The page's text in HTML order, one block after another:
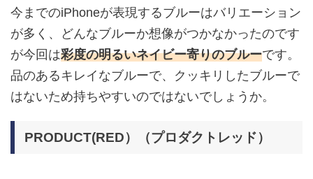
今までのiPhoneが表現するブルーはバリエーション
が多く、どんなブルーか想像がつかなかったのです
が今回は彩度の明るいネイビー寄りのブルーです。
品のあるキレイなブルーで、クッキリしたブルーで
はないため持ちやすいのではないでしょうか。
PRODUCT(RED）（プロダクトレッド）